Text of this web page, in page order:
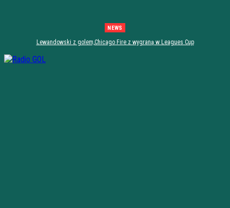
NEWS
Lewandowski z golem,Chicago Fire z wygraną w Leagues Cup